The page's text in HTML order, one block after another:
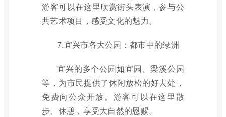
游客可以在这里欣赏街头表演，参与公
共艺术项目，感受文化的魅力。
7.宜兴市各大公园：都市中的绿洲
宜兴的多个公园如宜园、梁溪公园
等，为市民提供了休闲放松的好去处，
免费向公众开放。游客可以在这里散
步、休憩，享受大自然的恩赐。